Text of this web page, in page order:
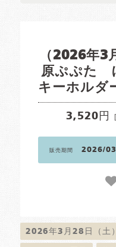
（2026年3
原ぷぷた
キーホル
3,520円
販売期間 2026/
2026年3月28日（土